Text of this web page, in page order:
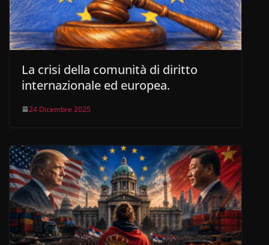
La crisi della comunità di diritto
internazionale ed europea.
24 Dicembre 2025